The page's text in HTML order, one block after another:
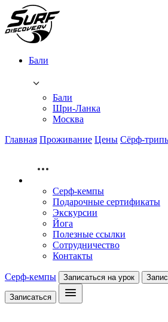
Бали
Бали
Шри-Ланка
Москва
Главная Проживание Цены Сёрф-
Серф-кемпы
Подарочные сертификаты
Экскурсии
Йога
Полезные ссылки
Сотрудничество
Контакты
Серф-кемпы Записаться на урок
Записаться